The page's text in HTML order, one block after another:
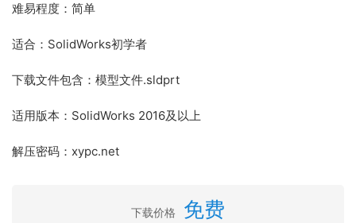
难易程度：简单
适合：SolidWorks初学者
下载文件包含：模型文件.sldprt
适用版本：SolidWorks 2016及以上
解压密码：xypc.net
下载价格 免费